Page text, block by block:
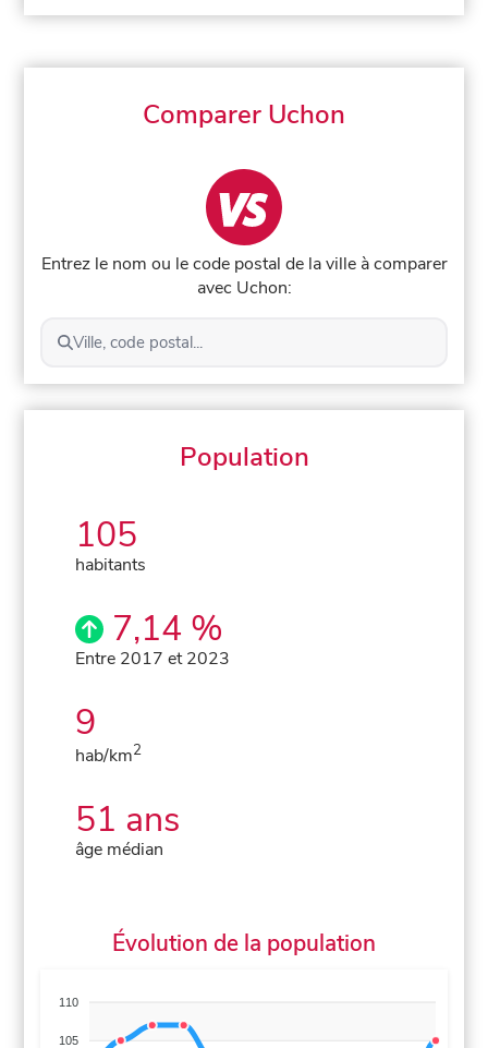
Comparer Uchon
Entrez le nom ou le code postal de la ville à comparer
avec Uchon:
Ville, code postal...
Population
105
habitants
7,14 %
Entre 2017 et 2023
9
hab/km2
51 ans
âge médian
Évolution de la population
110
105